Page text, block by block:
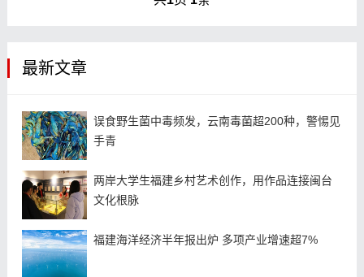
最新文章
误食野生菌中毒频发，云南毒菌超200种，警惕见
手青
两岸大学生福建乡村艺术创作，用作品连接闽台
文化根脉
福建海洋经济半年报出炉 多项产业增速超7%